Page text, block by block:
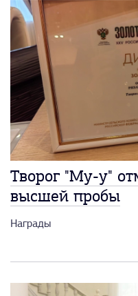
Творог "Му-у"
высшей пробы
Награды